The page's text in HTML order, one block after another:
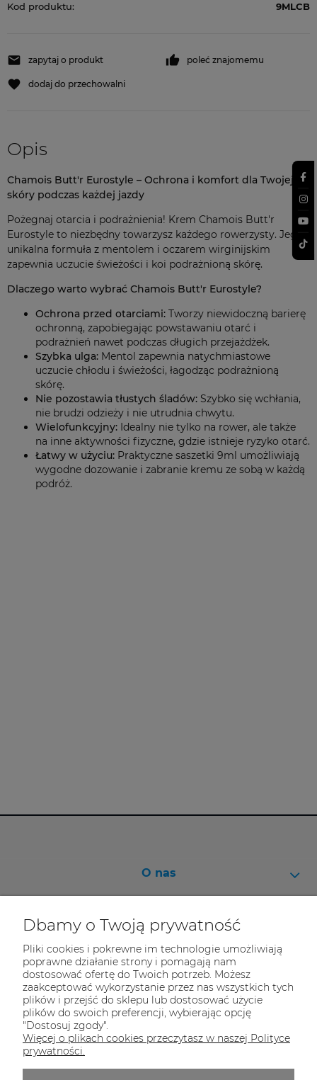
Kod produktu:
9MLCB
zapytaj o produkt poleć znajomemu
dodaj do przechowalni
Opis
Chamois Butt'r Eurostyle – Ochrona i komfort dla Twojej
skóry podczas każdej jazdy
Pożegnaj otarcia i podrażnienia! Krem Chamois Butt'r
Eurostyle to niezbędny towarzysz każdego rowerzysty. Jego
unikalna formuła z mentolem i oczarem wirginijskim
zapewnia uczucie świeżości i koi podrażnioną skórę.
Dlaczego warto wybrać Chamois Butt'r Eurostyle?
Ochrona przed otarciami: Tworzy niewidoczną barierę
ochronną, zapobiegając powstawaniu otarć i
podrażnień nawet podczas długich przejażdżek.
Szybka ulga: Mentol zapewnia natychmiastowe
uczucie chłodu i świeżości, łagodząc podrażnioną
skórę.
Nie pozostawia tłustych śladów: Szybko się wchłania,
nie brudzi odzieży i nie utrudnia chwytu.
Wielofunkcyjny: Idealny nie tylko na rower, ale także
na inne aktywności fizyczne, gdzie istnieje ryzyko otarć.
Łatwy w użyciu: Praktyczne saszetki 9ml umożliwiają
wygodne dozowanie i zabranie kremu ze sobą w każdą
podróż.
O nas
Moje konto
Informacje
Dbamy o Twoją prywatność
Pliki cookies i pokrewne im technologie umożliwiają
poprawne działanie strony i pomagają nam
dostosować ofertę do Twoich potrzeb. Możesz
zaakceptować wykorzystanie przez nas wszystkich tych
plików i przejść do sklepu lub dostosować użycie
plików do swoich preferencji, wybierając opcję
"Dostosuj zgody".
Więcej o plikach cookies przeczytasz w naszej Polityce
prywatności.